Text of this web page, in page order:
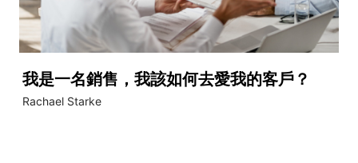
我是一名銷售，我該如何去愛我的客戶？
Rachael Starke